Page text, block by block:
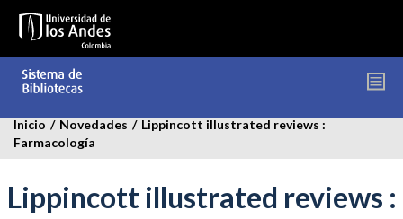
contenido
Inicio / Novedades / Lippincott illustrated reviews :
Farmacología
Lippincott illustrated reviews :